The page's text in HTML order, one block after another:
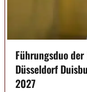
Führungsduo
Düsseldorf
2027